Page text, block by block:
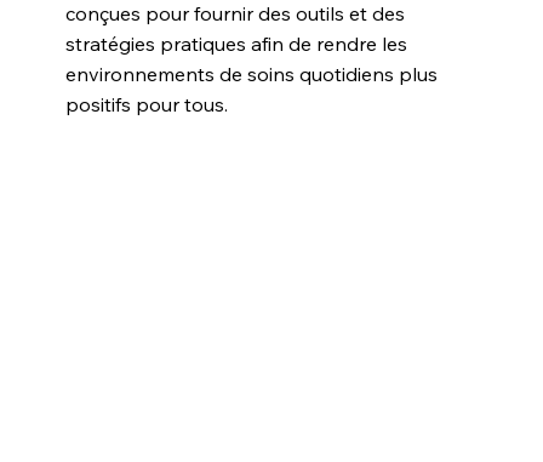
conçues pour fournir des outils et des
stratégies pratiques afin de rendre les
environnements de soins quotidiens plus
positifs pour tous.